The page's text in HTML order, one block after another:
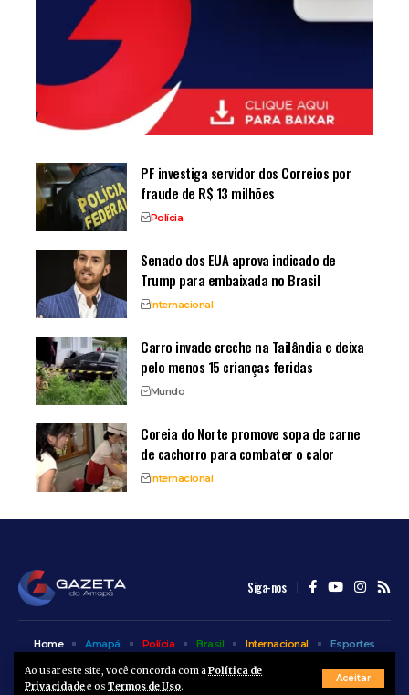
Ao usar este site, você concorda com aPolítica de
Privacidadee os Termos de Uso.
Aceitar
PF investiga servidor dos Correios por
fraude de R$ 13 milhões
Polícia
Senado dos EUA aprova indicado de
Trump para embaixada no Brasil
Internacional
Carro invade creche na Tailândia e deixa
pelo menos 15 crianças feridas
Mundo
Coreia do Norte promove sopa de carne
de cachorro para combater o calor
Internacional
Siga-nos
© A Gazeta do Amapá - 2025. Todos os direitos reservados.
Home Amapá Polícia Brasil Internacional
Esportes
Entretenimento